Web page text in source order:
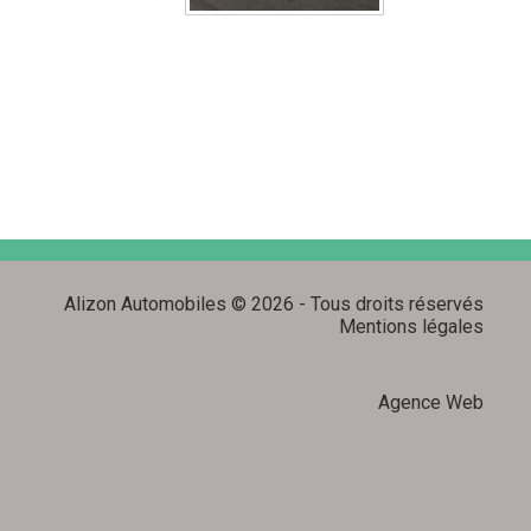
Alizon Automobiles © 2026 - Tous droits réservés
Mentions légales
Agence Web